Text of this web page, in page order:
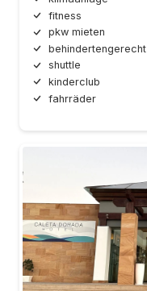
fitness
pkw mieten
behindertengerecht
shuttle
kinderclub
fahrräder